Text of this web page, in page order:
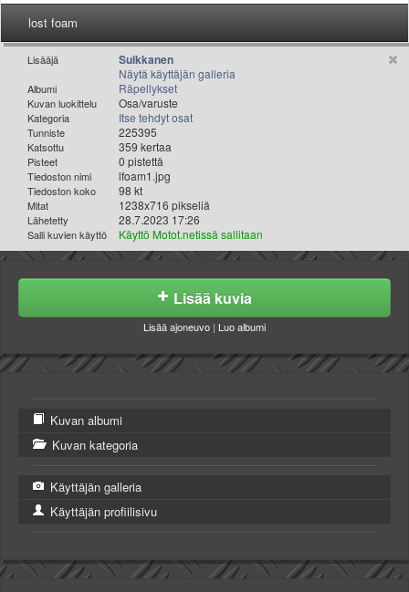
Helsingin sää
Tampereen sää
Oulun sää
Kuopion sää
Rovaniemen sää
MUUT
VIP-jäsenyys
Paidat ja vaatteet
Suunnittele oma paita
Mainostus
lost foam
Lisääjä Suikkanen
Näytä käyttäjän galleria
Albumi Räpellykset
Kuvan luokittelu Osa/varuste
Kategoria Itse tehdyt osat
Tunniste 225395
Katsottu 359 kertaa
Pisteet 0 pistettä
Tiedoston nimi lfoam1.jpg
Tiedoston koko 98 kt
Mitat 1238x716 pikseliä
Lähetetty 28.7.2023 17:26
Salli kuvien käyttö Käyttö Motot.netissä sallitaan
Lisää kuvia
Lisää ajoneuvo | Luo albumi
Kuvan albumi
Kuvan kategoria
Käyttäjän galleria
Käyttäjän profiilisivu